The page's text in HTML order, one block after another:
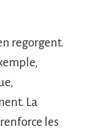
regorgent.
La
les